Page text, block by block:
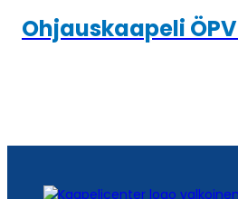
Ohjauskaapeli